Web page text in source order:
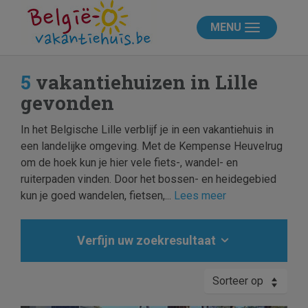
MENU
5 vakantiehuizen in Lille
gevonden
In het Belgische Lille verblijf je in een vakantiehuis in
een landelijke omgeving. Met de Kempense Heuvelrug
om de hoek kun je hier vele fiets-, wandel- en
ruiterpaden vinden. Door het bossen- en heidegebied
kun je goed wandelen, fietsen,... Lees meer
Verfijn uw zoekresultaat
Sorteer op